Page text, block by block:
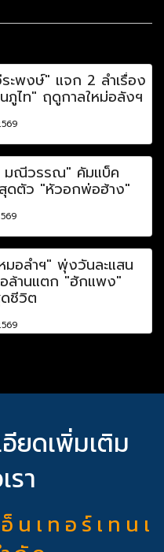
ะพงษ์" แจก 2 ลำเรื่อง
ภูไท" ฤดูกาลใหม่อลังฯ
มณีวรรณ" คัมแบ็ค
ดตัว "หัวอกพ่อฮ้าง"
มอลำฯ" พุ่งวันละแสน
ล้านแตก "ฮักแพง"
ชีวิต
ยดเพิ่มเติม
รา
เ ท อ ร์ เ ท น เ